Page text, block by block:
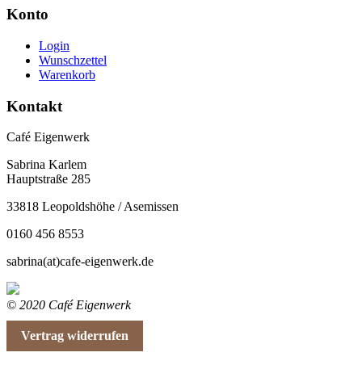
Konto
Login
Wunschzettel
Warenkorb
Kontakt
Café Eigenwerk
Sabrina Karlem
Hauptstraße 285
33818 Leopoldshöhe / Asemissen
0160 456 8553
sabrina(at)cafe-eigenwerk.de
© 2020 Café Eigenwerk
Vertrag widerrufen